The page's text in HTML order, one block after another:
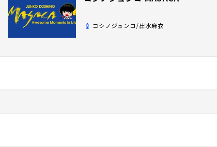
コシノジュンコ/出水麻衣